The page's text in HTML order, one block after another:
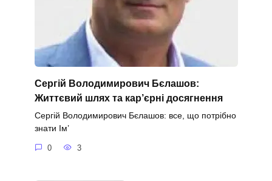
Сергій Володимирович Бєлашов:
Життєвий шлях та кар’єрні досягнення
Сергій Володимирович Бєлашов: все, що потрібно
знати Ім’
0 3